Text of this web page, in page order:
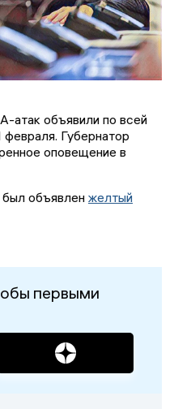
атак объявили по всей
Губернатор
оповещение в
объявлен желтый
первыми